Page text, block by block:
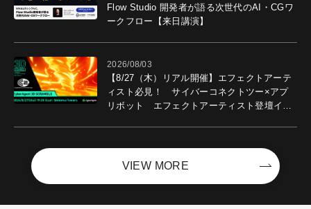
Flow Studio 開発者が語る次世代のAI・CGワ
ークフロー【来日講演】
2026/08/03
【8/27（木）リアル開催】エフェクトアーテ
ィスト必見！ サイバーコネクトツー×アプ
リボット エフェクトアーティスト登壇イベ
VIEW MORE